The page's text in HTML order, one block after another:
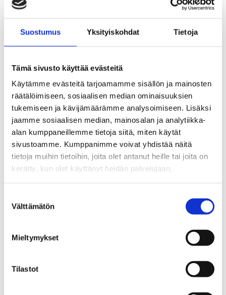
Suostumus Yksityiskohdat Tietoja
Tämä sivusto käyttää evästeitä
Käytämme evästeitä tarjoamamme sisällön ja mainosten
räätälöimiseen, sosiaalisen median ominaisuuksien
tukemiseen ja kävijämäärämme analysoimiseen. Lisäksi
jaamme sosiaalisen median, mainosalan ja analytiikka-
alan kumppaneillemme tietoja siitä, miten käytät
sivustoamme. Kumppanimme voivat yhdistää näitä
tietoja muihin tietoihin, joita olet antanut heille tai joita on
kerätty, kun olet käyttänyt heidän palvelujaan.
valinta
Välttämätön
Mieltymykset
Tilastot
osakas
Elena Öhman, Asset Manager, Nrep
+358 40 839 6568
eloh@nrep.com
Pasi Nieminen, toimitusjohtaja, osakas, Realidea Oy
+358 40 560 4274
pasi.nieminen@realidea.fi